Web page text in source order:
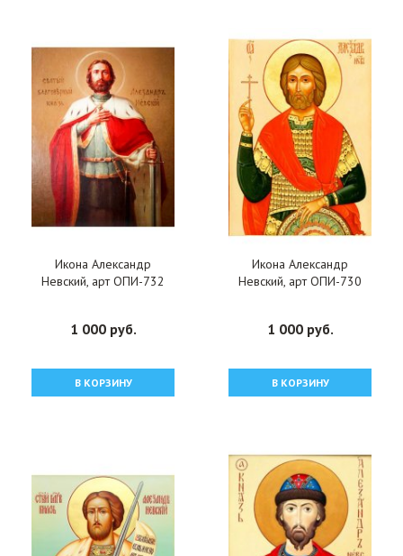
Икона Александр
Невский, арт ОПИ-732
1 000 руб.
В КОРЗИНУ
Икона Александр
Невский, арт ОПИ-730
1 000 руб.
В КОРЗИНУ